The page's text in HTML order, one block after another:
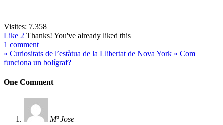
Visites: 7.358
Like 2 Thanks! You've already liked this
1 comment
« Curiositats de l’estàtua de la Llibertat de Nova York » Com
funciona un bolígraf?
One Comment
Mª Jose